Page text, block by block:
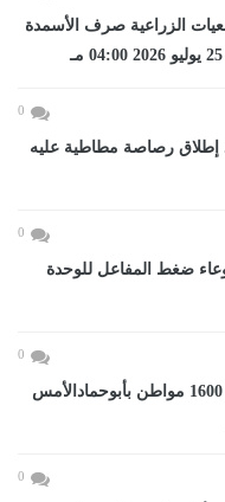
الزراعية صرف الأسمدة
0
إطلاق رصاصة مطاطية عليه
0
ضغط المفاعل للوحدة
0
صحة الشرقية توقع الكشف على 1600 مواطن بأبوحمادالأمس
0